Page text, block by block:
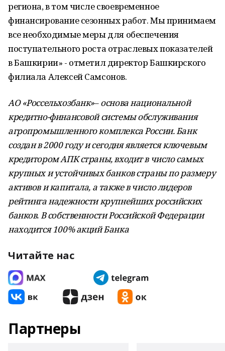
региона, в том числе своевременное
финансирование сезонных работ. Мы принимаем
все необходимые меры для обеспечения
поступательного роста отраслевых показателей
в Башкирии» - отметил директор Башкирского
филиала Алексей Самсонов.
АО «Россельхозбанк»–основа национальной
кредитно-финансовой системы обслуживания
агропромышленного комплекса России. Банк
создан в 2000 году и сегодня является ключевым
кредитором АПК страны, входит в число самых
крупных и устойчивых банков страны по размеру
активов и капитала, а также в число лидеров
рейтинга надежности крупнейших российских
банков. В собственности Российской Федерации
находится 100% акций Банка
Читайте нас
Партнеры